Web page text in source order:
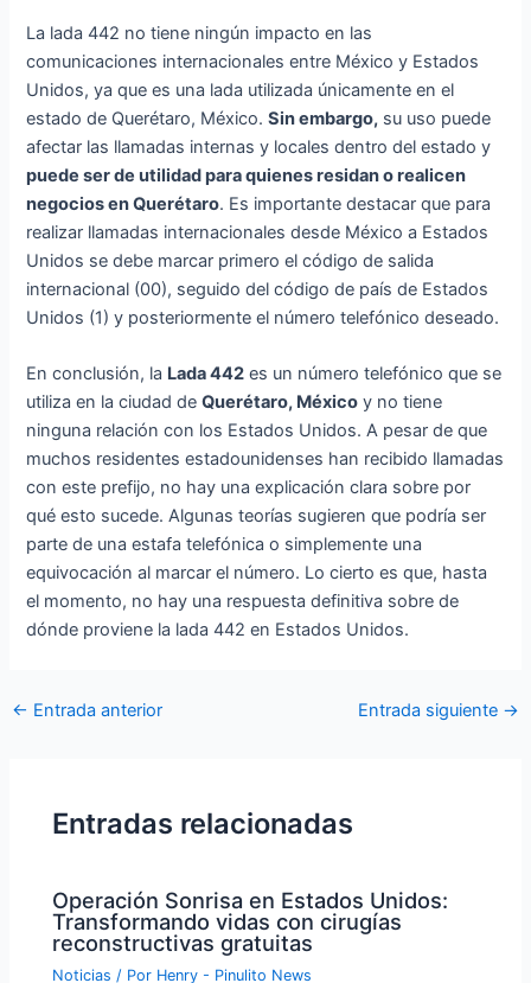
La lada 442 no tiene ningún impacto en las
comunicaciones internacionales entre México y Estados
Unidos, ya que es una lada utilizada únicamente en el
estado de Querétaro, México.Sin embargo, su uso puede
afectar las llamadas internas y locales dentro del estado y
puede ser de utilidad para quienes residan o realicen
negocios en Querétaro. Es importante destacar que para
realizar llamadas internacionales desde México a Estados
Unidos se debe marcar primero el código de salida
internacional (00), seguido del código de país de Estados
Unidos (1) y posteriormente el número telefónico deseado.
En conclusión, la Lada 442 es un número telefónico que se
utiliza en la ciudad deQuerétaro, México y no tiene
ninguna relación con los Estados Unidos. A pesar de que
muchos residentes estadounidenses han recibido llamadas
con este prefijo, no hay una explicación clara sobre por
qué esto sucede. Algunas teorías sugieren que podría ser
parte de una estafa telefónica o simplemente una
equivocación al marcar el número. Lo cierto es que, hasta
el momento, no hay una respuesta definitiva sobre de
dónde proviene la lada 442 en Estados Unidos.
Navegación
← Entrada anterior Entrada siguiente →
Entradas relacionadas
Operación Sonrisa en Estados Unidos:
Transformando vidas con cirugías
reconstructivas gratuitas
Noticias / Por Henry - Pinulito News